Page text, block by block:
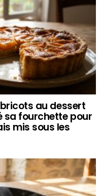
au dessert
sa fourchette pour
mis sous les